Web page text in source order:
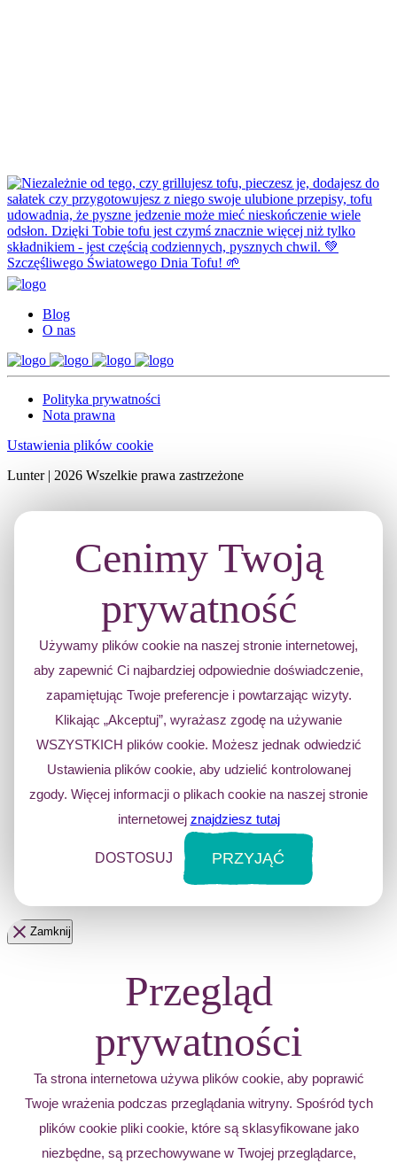
Blog
O nas
Polityka prywatności
Nota prawna
Ustawienia plików cookie
Lunter | 2026 Wszelkie prawa zastrzeżone
Cenimy Twoją
prywatność
Używamy plików cookie na naszej stronie internetowej,
aby zapewnić Ci najbardziej odpowiednie doświadczenie,
zapamiętując Twoje preferencje i powtarzając wizyty.
Klikając „Akceptuj”, wyrażasz zgodę na używanie
WSZYSTKICH plików cookie. Możesz jednak odwiedzić
Ustawienia plików cookie, aby udzielić kontrolowanej
zgody. Więcej informacji o plikach cookie na naszej stronie
internetowej znajdziesz tutaj
DOSTOSUJ PRZYJĄĆ
Zamknij
Przegląd
prywatności
Ta strona internetowa używa plików cookie, aby poprawić
Twoje wrażenia podczas przeglądania witryny. Spośród tych
plików cookie pliki cookie, które są sklasyfikowane jako
niezbędne, są przechowywane w Twojej przeglądarce,